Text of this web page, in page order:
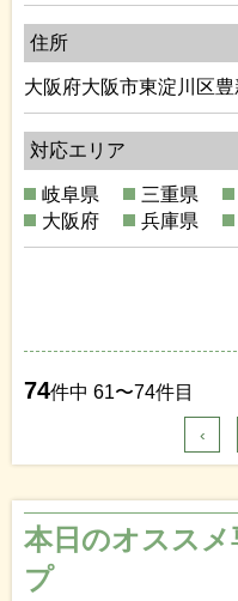
住所
大阪府大阪市東淀川区
対応エリア
岐阜県 三重県
大阪府
兵庫県
74件中 61〜74件目
‹
本日のオスス
プ